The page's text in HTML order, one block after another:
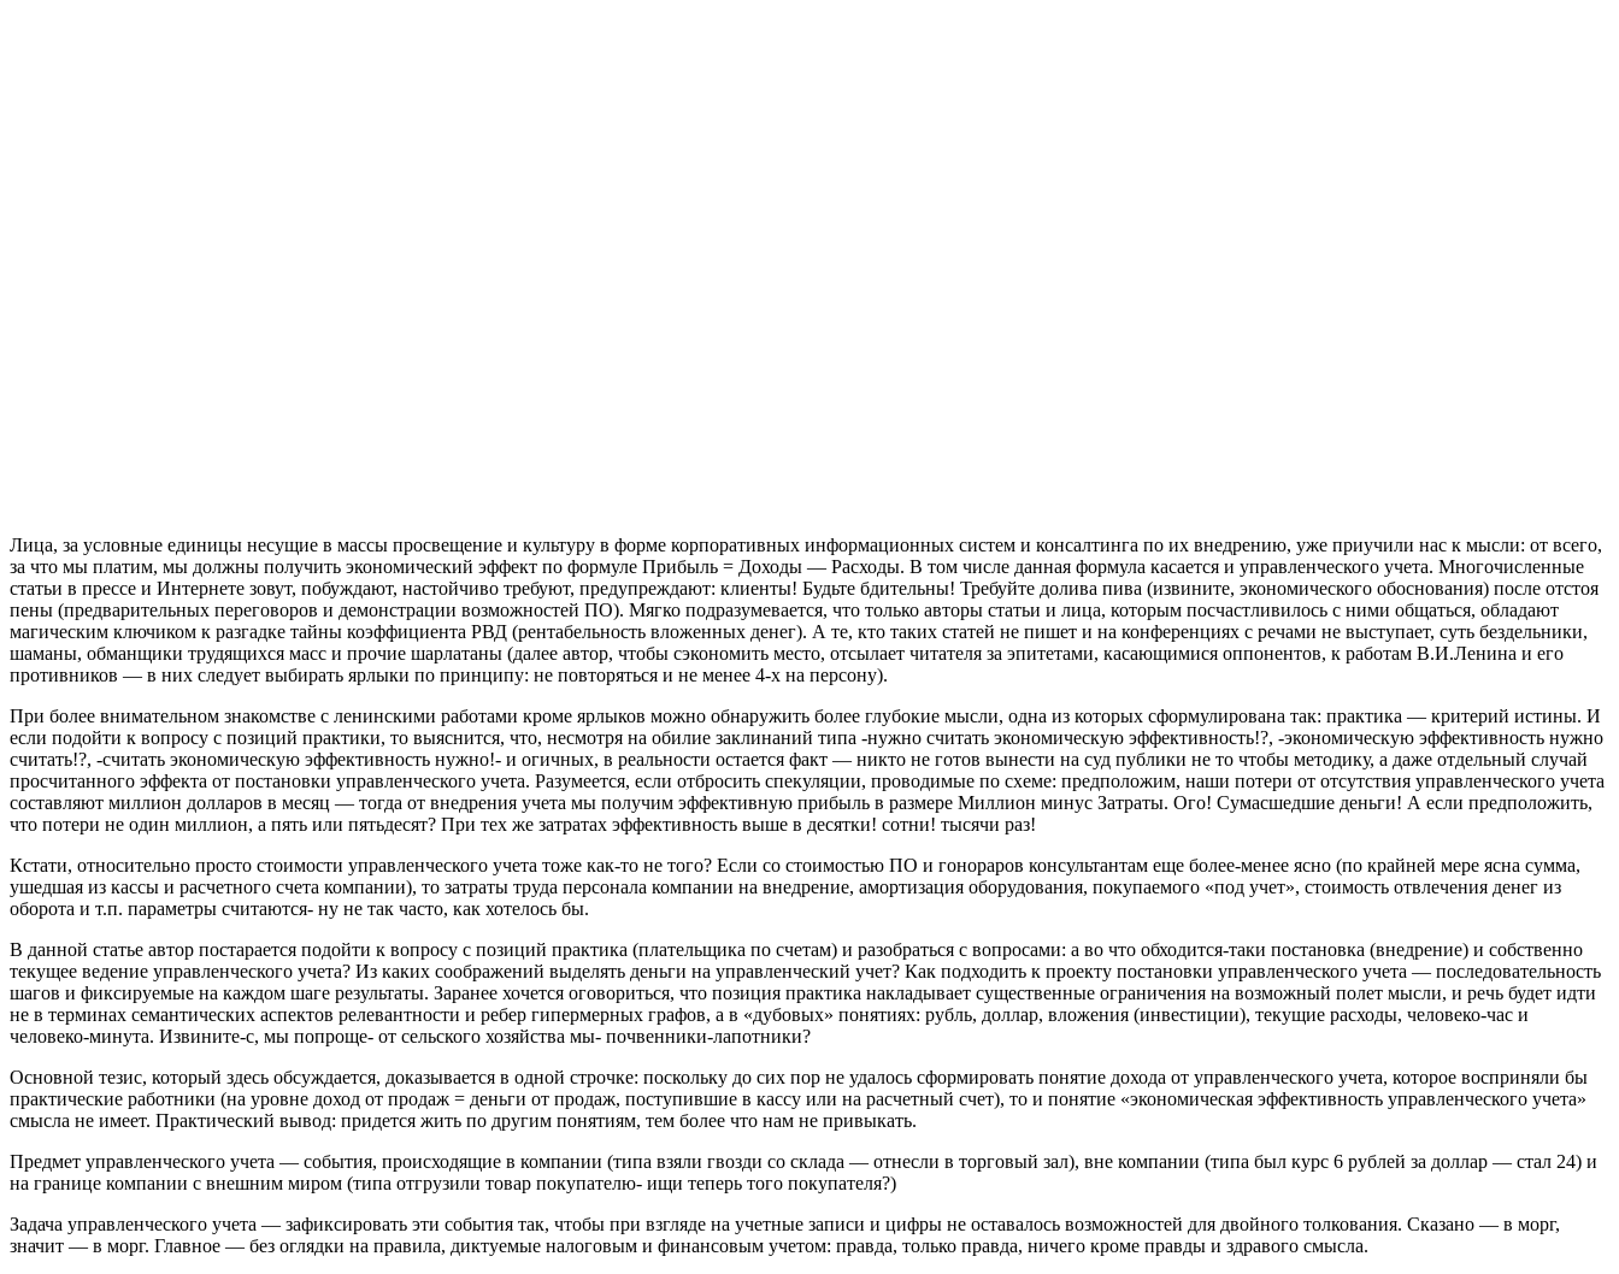
Лица, за условные единицы несущие в массы просвещение и культуру в форме корпоративных информационных систем и консалтинга по их внедрению, уже приучили нас к мысли: от всего,
за что мы платим, мы должны получить экономический эффект по формуле Прибыль = Доходы — Расходы. В том числе данная формула касается и управленческого учета. Многочисленные
статьи в прессе и Интернете зовут, побуждают, настойчиво требуют, предупреждают: клиенты! Будьте бдительны! Требуйте долива пива (извините, экономического обоснования) после отстоя
пены (предварительных переговоров и демонстрации возможностей ПО). Мягко подразумевается, что только авторы статьи и лица, которым посчастливилось с ними общаться, обладают
магическим ключиком к разгадке тайны коэффициента РВД (рентабельность вложенных денег). А те, кто таких статей не пишет и на конференциях с речами не выступает, суть бездельники,
шаманы, обманщики трудящихся масс и прочие шарлатаны (далее автор, чтобы сэкономить место, отсылает читателя за эпитетами, касающимися оппонентов, к работам В.И.Ленина и его
противников — в них следует выбирать ярлыки по принципу: не повторяться и не менее 4-х на персону).
При более внимательном знакомстве с ленинскими работами кроме ярлыков можно обнаружить более глубокие мысли, одна из которых сформулирована так: практика — критерий истины. И
если подойти к вопросу с позиций практики, то выяснится, что, несмотря на обилие заклинаний типа -нужно считать экономическую эффективность!?, -экономическую эффективность нужно
считать!?, -считать экономическую эффективность нужно!- и огичных, в реальности остается факт — никто не готов вынести на суд публики не то чтобы методику, а даже отдельный случай
просчитанного эффекта от постановки управленческого учета. Разумеется, если отбросить спекуляции, проводимые по схеме: предположим, наши потери от отсутствия управленческого учета
составляют миллион долларов в месяц — тогда от внедрения учета мы получим эффективную прибыль в размере Миллион минус Затраты. Ого! Сумасшедшие деньги! А если предположить,
что потери не один миллион, а пять или пятьдесят? При тех же затратах эффективность выше в десятки! сотни! тысячи раз!
Кстати, относительно просто стоимости управленческого учета тоже как-то не того? Если со стоимостью ПО и гонораров консультантам еще более-менее ясно (по крайней мере ясна сумма,
ушедшая из кассы и расчетного счета компании), то затраты труда персонала компании на внедрение, амортизация оборудования, покупаемого «под учет», стоимость отвлечения денег из
оборота и т.п. параметры считаются- ну не так часто, как хотелось бы.
В данной статье автор постарается подойти к вопросу с позиций практика (плательщика по счетам) и разобраться с вопросами: а во что обходится-таки постановка (внедрение) и собственно
текущее ведение управленческого учета? Из каких соображений выделять деньги на управленческий учет? Как подходить к проекту постановки управленческого учета — последовательность
шагов и фиксируемые на каждом шаге результаты. Заранее хочется оговориться, что позиция практика накладывает существенные ограничения на возможный полет мысли, и речь будет идти
не в терминах семантических аспектов релевантности и ребер гипермерных графов, а в «дубовых» понятиях: рубль, доллар, вложения (инвестиции), текущие расходы, человеко-час и
человеко-минута. Извините-с, мы попроще- от сельского хозяйства мы- почвенники-лапотники?
Основной тезис, который здесь обсуждается, доказывается в одной строчке: поскольку до сих пор не удалось сформировать понятие дохода от управленческого учета, которое восприняли бы
практические работники (на уровне доход от продаж = деньги от продаж, поступившие в кассу или на расчетный счет), то и понятие «экономическая эффективность управленческого учета»
смысла не имеет. Практический вывод: придется жить по другим понятиям, тем более что нам не привыкать.
Предмет управленческого учета — события, происходящие в компании (типа взяли гвозди со склада — отнесли в торговый зал), вне компании (типа был курс 6 рублей за доллар — стал 24) и
на границе компании с внешним миром (типа отгрузили товар покупателю- ищи теперь того покупателя?)
Задача управленческого учета — зафиксировать эти события так, чтобы при взгляде на учетные записи и цифры не оставалось возможностей для двойного толкования. Сказано — в морг,
значит — в морг. Главное — без оглядки на правила, диктуемые налоговым и финансовым учетом: правда, только правда, ничего кроме правды и здравого смысла.